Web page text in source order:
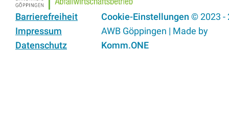
Barrierefreiheit
Impressum
Datenschutz
Cookie-Einstellungen © 2023 -
AWB Göppingen | Made by
Komm.ONE